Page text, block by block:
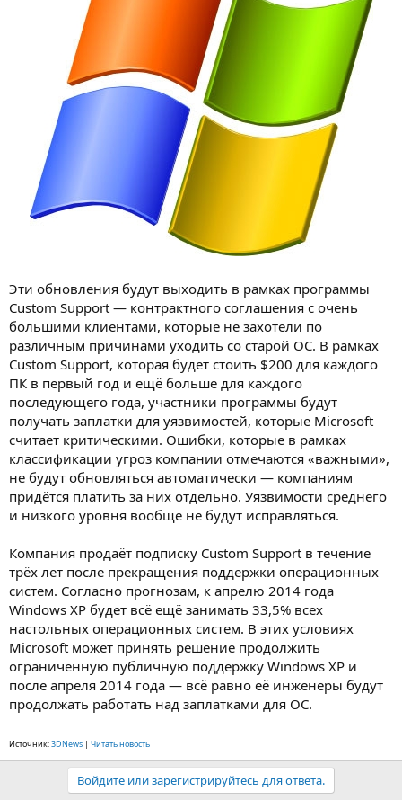
Эти обновления будут выходить в рамках программы
Custom Support — контрактного соглашения с очень
большими клиентами, которые не захотели по
различным причинами уходить со старой ОС. В рамках
Custom Support, которая будет стоить $200 для каждого
ПК в первый год и ещё больше для каждого
последующего года, участники программы будут
получать заплатки для уязвимостей, которые Microsoft
считает критическими. Ошибки, которые в рамках
классификации угроз компании отмечаются «важными»,
не будут обновляться автоматически — компаниям
придётся платить за них отдельно. Уязвимости среднего
и низкого уровня вообще не будут исправляться.
Компания продаёт подписку Custom Support в течение
трёх лет после прекращения поддержки операционных
систем. Согласно прогнозам, к апрелю 2014 года
Windows XP будет всё ещё занимать 33,5% всех
настольных операционных систем. В этих условиях
Microsoft может принять решение продолжить
ограниченную публичную поддержку Windows XP и
после апреля 2014 года — всё равно её инженеры будут
продолжать работать над заплатками для ОС.
Источник:3DNews | Читать новость
Войдите или зарегистрируйтесь для ответа.